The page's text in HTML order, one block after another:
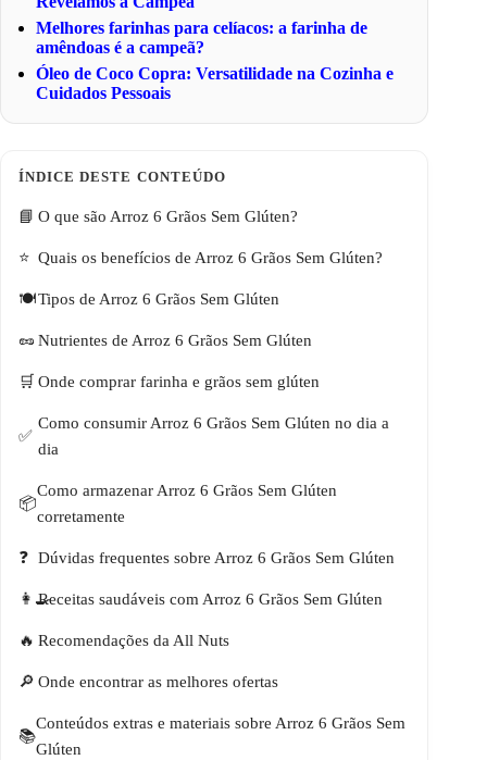
Melhores farinhas para celíacos: a farinha de
amêndoas é a campeã?
Óleo de Coco Copra: Versatilidade na Cozinha e
Cuidados Pessoais
O que são Arroz 6 Grãos Sem Glúten?
Quais os benefícios de Arroz 6 Grãos Sem Glúten?
Tipos de Arroz 6 Grãos Sem Glúten
Nutrientes de Arroz 6 Grãos Sem Glúten
Onde comprar farinha e grãos sem glúten
Como consumir Arroz 6 Grãos Sem Glúten no dia a
dia
Como armazenar Arroz 6 Grãos Sem Glúten
corretamente
Dúvidas frequentes sobre Arroz 6 Grãos Sem Glúten
Receitas saudáveis com Arroz 6 Grãos Sem Glúten
Recomendações da All Nuts
Onde encontrar as melhores ofertas
Conteúdos extras e materiais sobre Arroz 6 Grãos Sem
Glúten